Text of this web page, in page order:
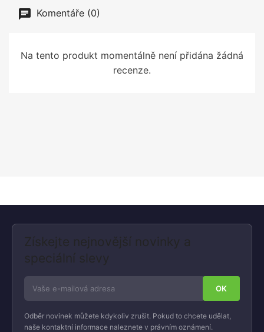
Komentáře (0)
Na tento produkt momentálně není přidána žádná
recenze.
Získejte nejnovější novinky a
speciální slevy
Odběr novinek můžete kdykoliv zrušit. Pokud to chcete udělat,
naše kontaktní informace naleznete v právním oznámení.